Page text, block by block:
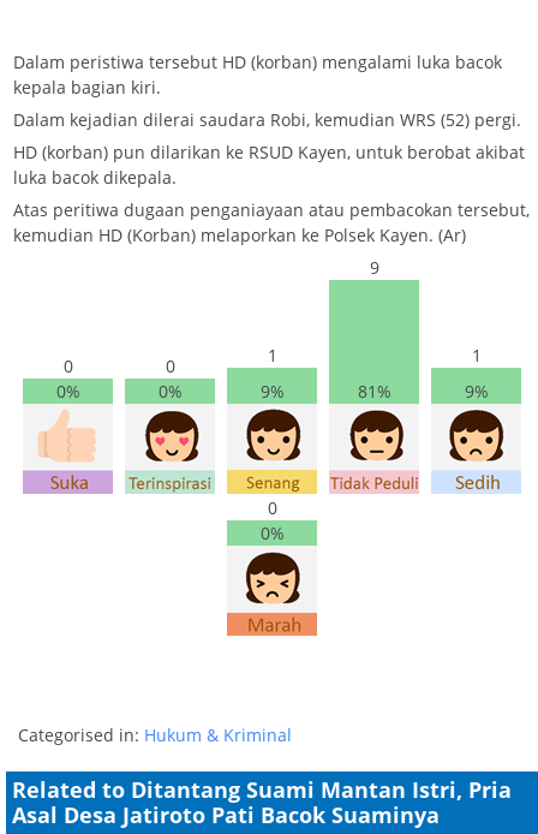
Dalam peristiwa tersebut HD (korban) mengalami luka bacok
kepala bagian kiri.
Dalam kejadian dilerai saudara Robi, kemudian WRS (52) pergi.
HD (korban) pun dilarikan ke RSUD Kayen, untuk berobat akibat
luka bacok dikepala.
Atas peritiwa dugaan penganiayaan atau pembacokan tersebut,
kemudian HD (Korban) melaporkan ke Polsek Kayen. (Ar)
0
0%
0
0%
1
9%
9
81%
1
9%
0
0%
Categorised in: Hukum & Kriminal
Related to Ditantang Suami Mantan Istri, Pria
Asal Desa Jatiroto Pati Bacok Suaminya